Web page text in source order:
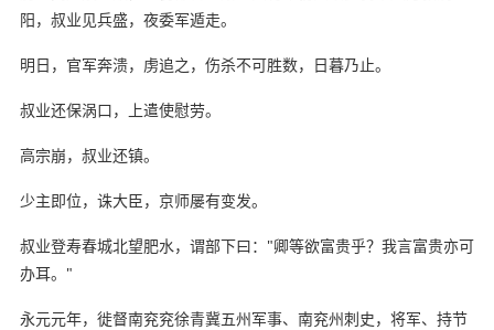
阳，叔业见兵盛，夜委军遁走。
明日，官军奔溃，虏追之，伤杀不可胜数，日暮乃止。
叔业还保涡口，上遣使慰劳。
高宗崩，叔业还镇。
少主即位，诛大臣，京师屡有变发。
叔业登寿春城北望肥水，谓部下曰："卿等欲富贵乎？我言富贵亦可
办耳。"
永元元年，徙督南兖兖徐青冀五州军事、南兖州刺史，将军、持节